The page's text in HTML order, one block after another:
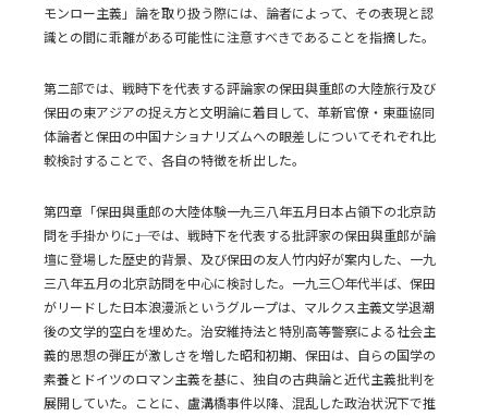
モンロー主義」論を取り扱う際には、論者によって、その表現と認
識との間に乖離がある可能性に注意すべきであることを指摘した。
第二部では、戦時下を代表する評論家の保田與重郎の大陸旅行及び
保田の東アジアの捉え方と文明論に着目して、革新官僚・東亜協同
体論者と保田の中国ナショナリズムへの眼差しについてそれぞれ比
較検討することで、各自の特徴を析出した。
第四章「保田與重郎の大陸体験――一九三八年五月日本占領下の北京訪
問を手掛かりに――」では、戦時下を代表する批評家の保田與重郎が論
壇に登場した歴史的背景、及び保田の友人竹内好が案内した、一九
三八年五月の北京訪問を中心に検討した。一九三〇年代半ば、保田
がリードした日本浪漫派というグループは、マルクス主義文学退潮
後の文学的空白を埋めた。治安維持法と特別高等警察による社会主
義的思想の弾圧が激しさを増した昭和初期、保田は、自らの国学の
素養とドイツのロマン主義を基に、独自の古典論と近代主義批判を
展開していた。ことに、盧溝橋事件以降、混乱した政治状況下で推